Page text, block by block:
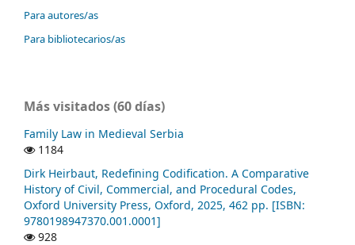
Para autores/as
Para bibliotecarios/as
Más visitados (60 días)
Family Law in Medieval Serbia
1184
Dirk Heirbaut, Redefining Codification. A Comparative
History of Civil, Commercial, and Procedural Codes,
Oxford University Press, Oxford, 2025, 462 pp. [ISBN:
9780198947370.001.0001]
928